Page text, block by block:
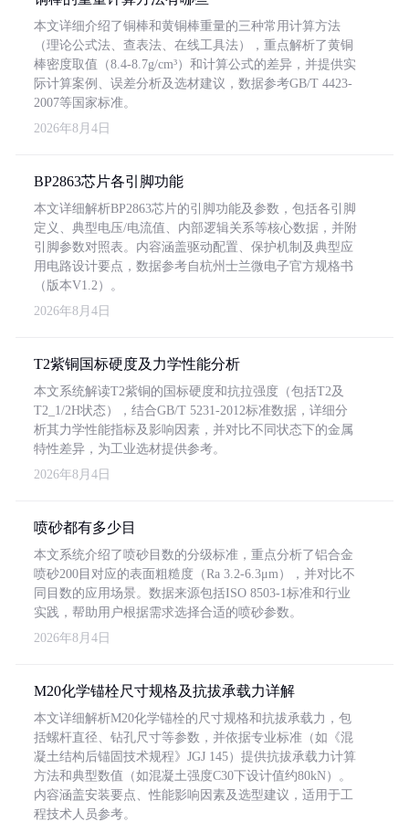
本文详细介绍了铜棒和黄铜棒重量的三种常用计算方法
（理论公式法、查表法、在线工具法），重点解析了黄铜
棒密度取值（8.4-8.7g/cm³）和计算公式的差异，并提供实
际计算案例、误差分析及选材建议，数据参考GB/T 4423-
2007等国家标准。
2026年8月4日
BP2863芯片各引脚功能
本文详细解析BP2863芯片的引脚功能及参数，包括各引脚
定义、典型电压/电流值、内部逻辑关系等核心数据，并附
引脚参数对照表。内容涵盖驱动配置、保护机制及典型应
用电路设计要点，数据参考自杭州士兰微电子官方规格书
（版本V1.2）。
2026年8月4日
T2紫铜国标硬度及力学性能分析
本文系统解读T2紫铜的国标硬度和抗拉强度（包括T2及
T2_1/2H状态），结合GB/T 5231-2012标准数据，详细分
析其力学性能指标及影响因素，并对比不同状态下的金属
特性差异，为工业选材提供参考。
2026年8月4日
喷砂都有多少目
本文系统介绍了喷砂目数的分级标准，重点分析了铝合金
喷砂200目对应的表面粗糙度（Ra 3.2-6.3μm），并对比不
同目数的应用场景。数据来源包括ISO 8503-1标准和行业
实践，帮助用户根据需求选择合适的喷砂参数。
2026年8月4日
M20化学锚栓尺寸规格及抗拔承载力详解
本文详细解析M20化学锚栓的尺寸规格和抗拔承载力，包
括螺杆直径、钻孔尺寸等参数，并依据专业标准（如《混
凝土结构后锚固技术规程》JGJ 145）提供抗拔承载力计算
方法和典型数值（如混凝土强度C30下设计值约80kN）。
内容涵盖安装要点、性能影响因素及选型建议，适用于工
程技术人员参考。